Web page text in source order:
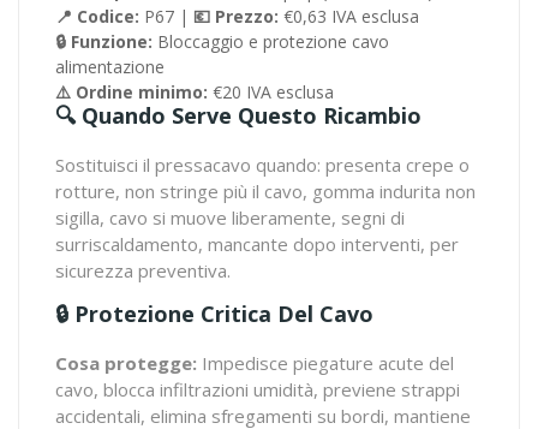
📍 Codice: P67 | 💶 Prezzo: €0,63 IVA esclusa
🔒 Funzione: Bloccaggio e protezione cavo
alimentazione
⚠️ Ordine minimo: €20 IVA esclusa
🔍 Quando Serve Questo Ricambio
Sostituisci il pressacavo quando: presenta crepe o
rotture, non stringe più il cavo, gomma indurita non
sigilla, cavo si muove liberamente, segni di
surriscaldamento, mancante dopo interventi, per
sicurezza preventiva.
🔒 Protezione Critica Del Cavo
Cosa protegge: Impedisce piegature acute del
cavo, blocca infiltrazioni umidità, previene strappi
accidentali, elimina sfregamenti su bordi, mantiene